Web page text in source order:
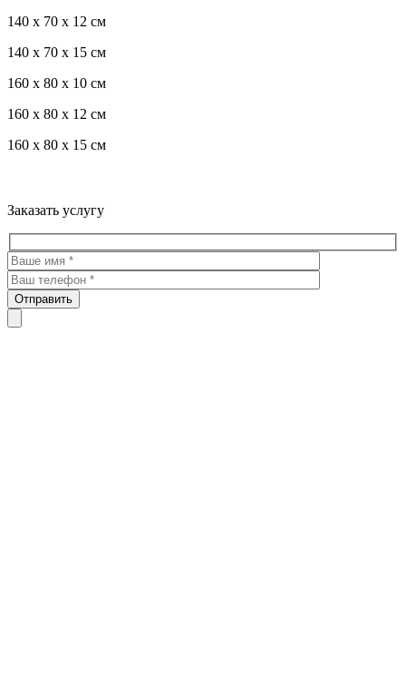
140 x 70 x 12 см
140 x 70 x 15 см
160 x 80 x 10 см
160 x 80 x 12 см
160 x 80 x 15 см
Заказать услугу